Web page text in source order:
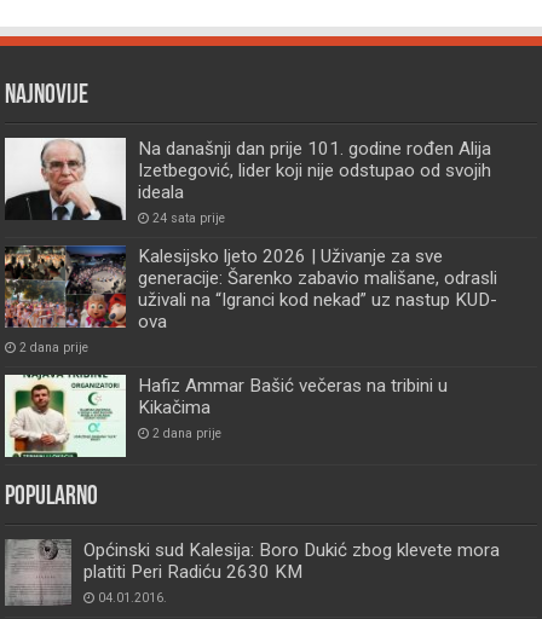
Najnovije
Na današnji dan prije 101. godine rođen Alija
Izetbegović, lider koji nije odstupao od svojih
ideala
24 sata prije
Kalesijsko ljeto 2026 | Uživanje za sve
generacije: Šarenko zabavio mališane, odrasli
uživali na “Igranci kod nekad” uz nastup KUD-
ova
2 dana prije
Hafiz Ammar Bašić večeras na tribini u
Kikačima
2 dana prije
Popularno
Općinski sud Kalesija: Boro Dukić zbog klevete mora
platiti Peri Radiću 2630 KM
04.01.2016.